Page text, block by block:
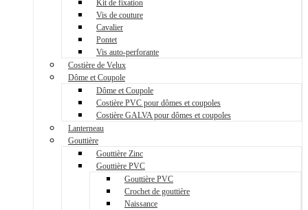
Kit de fixation
Vis de couture
Cavalier
Pontet
Vis auto-perforante
Costière de Velux
Dôme et Coupole
Dôme et Coupole
Costière PVC pour dômes et coupoles
Costière GALVA pour dômes et coupoles
Lanterneau
Gouttière
Gouttière Zinc
Gouttière PVC
Gouttière PVC
Crochet de gouttière
Naissance